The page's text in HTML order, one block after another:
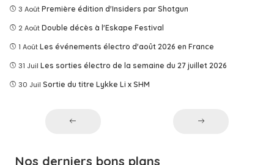
3 Août Première édition d'Insiders par Shotgun
2 Août Double décès à l'Eskape Festival
1 Août Les événements électro d'août 2026 en France
31 Juil Les sorties électro de la semaine du 27 juillet 2026
30 Juil Sortie du titre Lykke Li x SHM
Nos derniers bons plans